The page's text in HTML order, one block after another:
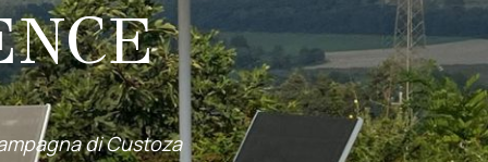
di Custoza